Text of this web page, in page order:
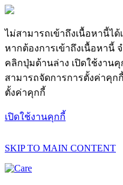
ไม่สามารถเข้าถึงเนื้อหานี้ไ
หากต้องการเข้าถึงเนื้อหานี้
คลิกปุ่มด้านล่าง เปิดใช้งาน
สามารถจัดการการตั้งค่าคุก
ตั้งค่าคุกกี้
เปิดใช้งานคุกกี้
SKIP TO MAIN CONTENT